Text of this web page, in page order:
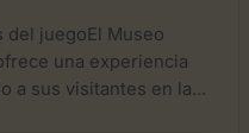
del juegoEl Museo
una experiencia
a sus visitantes en la...